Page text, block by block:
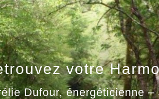
votre
Dufour, énergéticienne